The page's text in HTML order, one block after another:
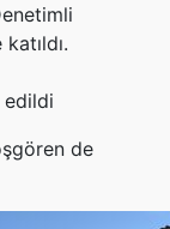
edildi
de